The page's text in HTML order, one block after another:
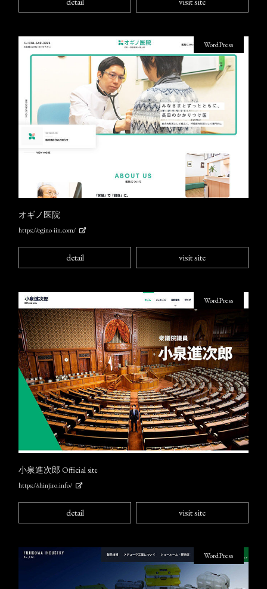
オギノ医院
https://ogino-iin.com/
WordPress
detail visit site
小泉進次郎 Official site
https://shinjiro.info/
WordPress
detail visit site
WordPress